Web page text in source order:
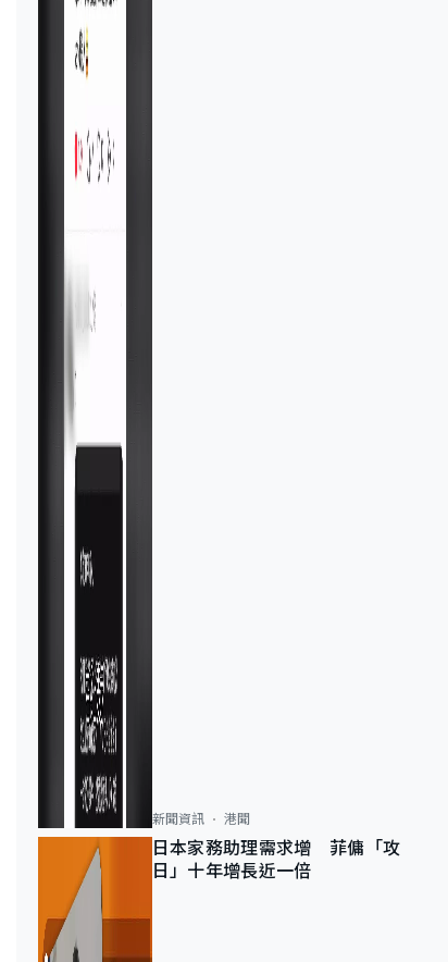
新聞資訊 港聞
日本家務助理需求增 菲傭「攻
日」十年增長近一倍